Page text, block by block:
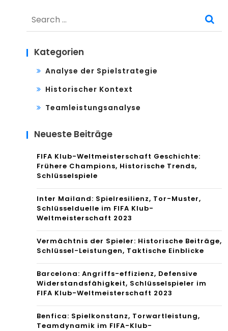
Search
for:
Kategorien
Analyse der Spielstrategie
Historischer Kontext
Teamleistungsanalyse
Neueste Beiträge
FIFA Klub-Weltmeisterschaft Geschichte:
Frühere Champions, Historische Trends,
Schlüsselspiele
Inter Mailand: Spielresilienz, Tor-Muster,
Schlüsselduelle im FIFA Klub-
Weltmeisterschaft 2023
Vermächtnis der Spieler: Historische Beiträge,
Schlüssel-Leistungen, Taktische Einblicke
Barcelona: Angriffs-effizienz, Defensive
Widerstandsfähigkeit, Schlüsselspieler im
FIFA Klub-Weltmeisterschaft 2023
Benfica: Spielkonstanz, Torwartleistung,
Teamdynamik im FIFA-Klub-